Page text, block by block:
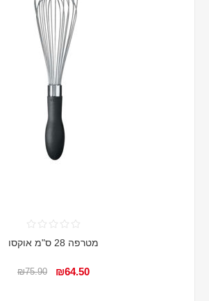
מטרפה 28 ס"מ אוקסו
₪64.50
₪75.90